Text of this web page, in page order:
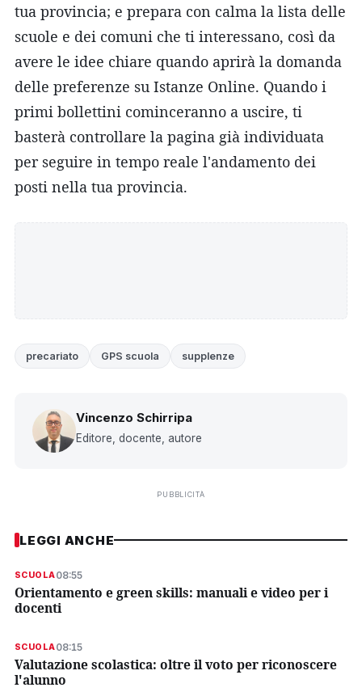
tua provincia; e prepara con calma la lista delle
scuole e dei comuni che ti interessano, così da
avere le idee chiare quando aprirà la domanda
delle preferenze su Istanze Online. Quando i
primi bollettini cominceranno a uscire, ti
basterà controllare la pagina già individuata
per seguire in tempo reale l'andamento dei
posti nella tua provincia.
precariato GPS scuola supplenze
Vincenzo Schirripa
Editore, docente, autore
PUBBLICITÀ
LEGGI ANCHE
SCUOLA08:55
Orientamento e green skills: manuali e video per i
docenti
SCUOLA08:15
Valutazione scolastica: oltre il voto per riconoscere
l'alunno